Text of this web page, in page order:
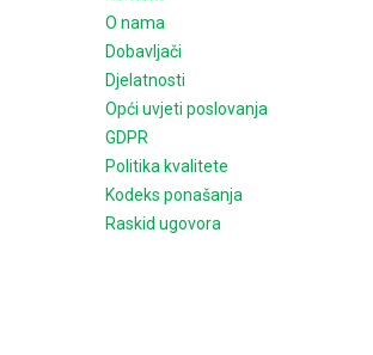
O nama
Dobavljači
Djelatnosti
Opći uvjeti poslovanja
GDPR
Politika kvalitete
Kodeks ponašanja
Raskid ugovora